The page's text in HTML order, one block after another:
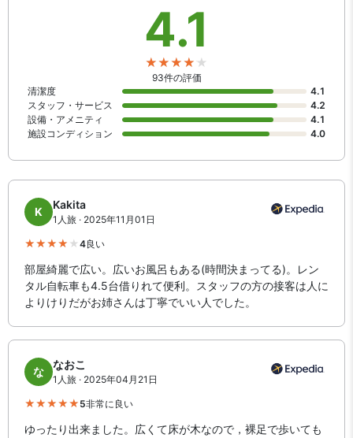
4.1
93件の評価
清潔度
4.1
スタッフ・サービス
4.2
設備・アメニティ
4.1
施設コンディション
4.0
K
Kakita
1人旅 · 2025年11月01日
4良い
部屋綺麗で広い。広いお風呂もある(時間決まってる)。レン
タル自転車も4.5台借りれて便利。スタッフの方の接客は人に
よりけりだがお姉さんは丁寧でいい人でした。
な
なおこ
1人旅 · 2025年04月21日
5非常に良い
ゆったり出来ました。広くて床が木なので，裸足で歩いても